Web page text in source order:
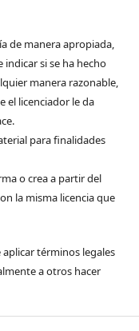
de manera apropiada,
indicar si se ha hecho
manera razonable,
el licenciador le da
para finalidades
o crea a partir del
la misma licencia que
términos legales
a otros hacer